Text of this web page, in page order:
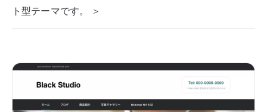
ト型テーマです。 ＞